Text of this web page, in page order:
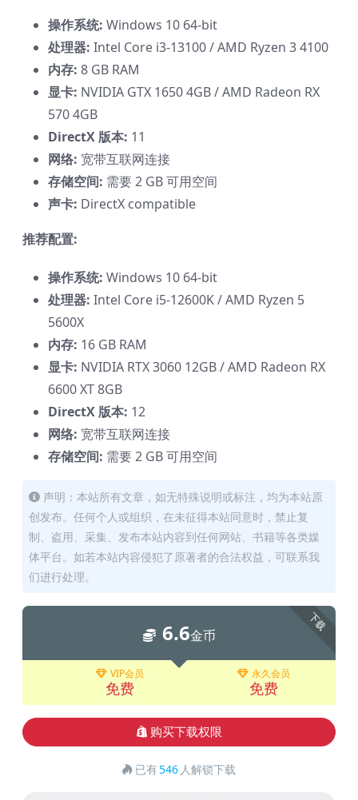
操作系统: Windows 10 64-bit
处理器: Intel Core i3-13100 / AMD Ryzen 3 4100
内存: 8 GB RAM
显卡: NVIDIA GTX 1650 4GB / AMD Radeon RX
570 4GB
DirectX 版本: 11
网络: 宽带互联网连接
存储空间: 需要 2 GB 可用空间
声卡: DirectX compatible
推荐配置:
操作系统: Windows 10 64-bit
处理器: Intel Core i5-12600K / AMD Ryzen 5
5600X
内存: 16 GB RAM
显卡: NVIDIA RTX 3060 12GB / AMD Radeon RX
6600 XT 8GB
DirectX 版本: 12
网络: 宽带互联网连接
存储空间: 需要 2 GB 可用空间
声明：本站所有文章，如无特殊说明或标注，均为本站原
创发布。任何个人或组织，在未征得本站同意时，禁止复
制、盗用、采集、发布本站内容到任何网站、书籍等各类媒
体平台。如若本站内容侵犯了原著者的合法权益，可联系我
们进行处理。
下载
6.6金币
VIP会员
免费
永久会员
免费
购买下载权限
已有546 人解锁下载